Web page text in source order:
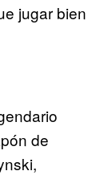
jugar bien
de